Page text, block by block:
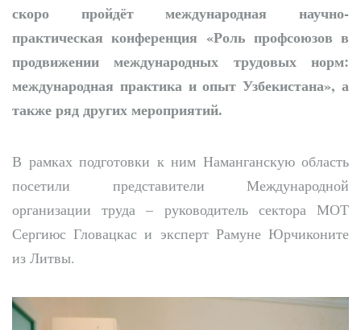
скоро пройдёт международная научно-
практическая конференция «Роль профсоюзов в
продвижении международных трудовых норм:
международная практика и опыт Узбекистана», а
также ряд других мероприятий.
В рамках подготовки к ним Наманганскую область
посетили представители Международной
организации труда – руководитель сектора МОТ
Сергиюс Гловацкас и эксперт Рамуне Юрчиконите
из Литвы.